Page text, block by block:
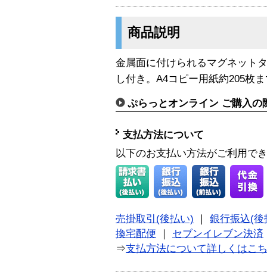
商品説明
金属面に付けられるマグネット
し付き。A4コピー用紙約205枚
ぷらっとオンライン ご購入の
支払方法について
以下のお支払い方法がご利用で
売掛取引(後払い)
銀行振込(後
換宅配便
セブンイレブン決済
⇒支払方法について詳しくはこ